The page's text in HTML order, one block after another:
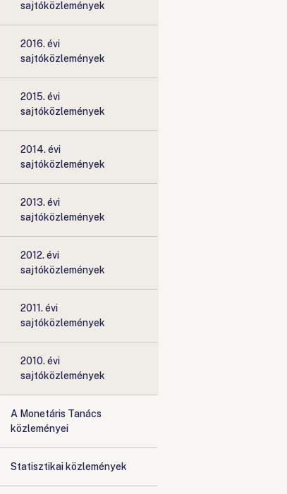
sajtóközlemények
2016. évi
sajtóközlemények
2015. évi
sajtóközlemények
2014. évi
sajtóközlemények
2013. évi
sajtóközlemények
2012. évi
sajtóközlemények
2011. évi
sajtóközlemények
2010. évi
sajtóközlemények
A Monetáris Tanács
közleményei
Statisztikai közlemények